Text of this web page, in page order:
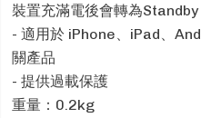
裝置充滿電後會轉為
- 適用於 iPhone、iPad、
關產品
- 提供過載保護
重量：0.2kg